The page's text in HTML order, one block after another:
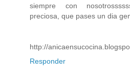
siempre con
preciosa, que pases un dia
http://
Responder